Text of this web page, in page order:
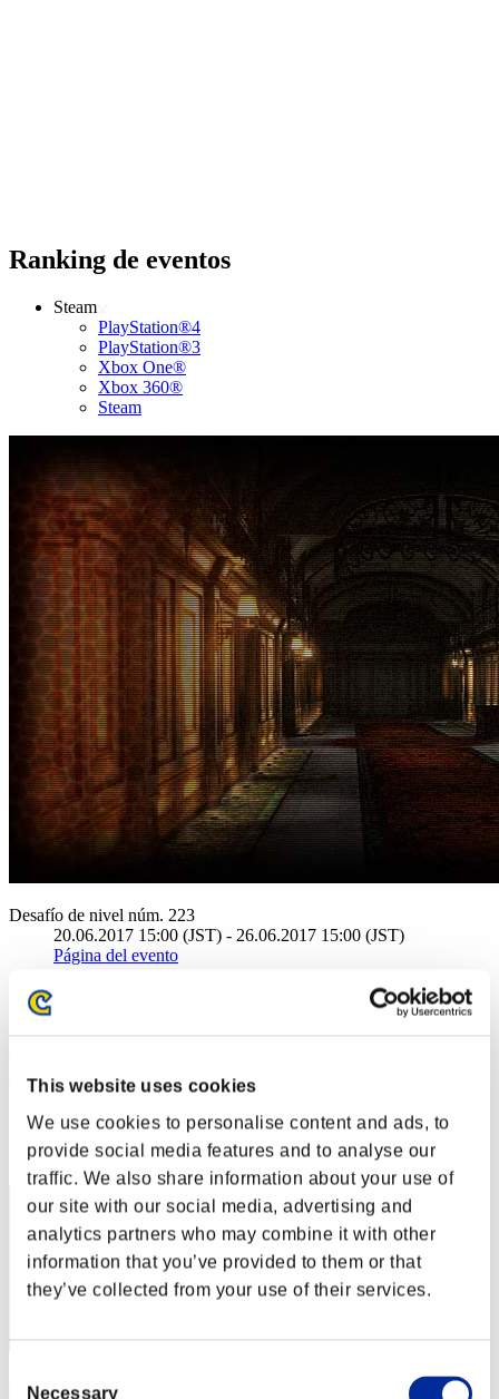
This website uses cookies
We use cookies to personalise content and ads, to
provide social media features and to analyse our
traffic. We also share information about your use of
our site with our social media, advertising and
analytics partners who may combine it with other
information that you’ve provided to them or that
they’ve collected from your use of their services.
Necessary
Ranking de eventos
Steam
PlayStation®4
PlayStation®3
Xbox One®
Xbox 360®
Steam
Desafío de nivel núm. 223
20.06.2017 15:00 (JST) - 26.06.2017 15:00 (JST)
Página del evento
Rankings
1
Centurion